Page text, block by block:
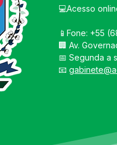
💻Acesso
📱Fone: +55
🏢 Av.
📅 Segunda a
📧